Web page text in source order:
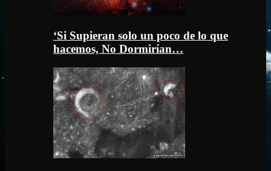
‘Si Supieran solo un poco de lo que
hacemos, No Dormirían…